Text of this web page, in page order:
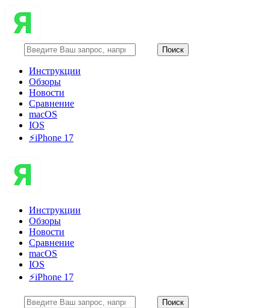
Инструкции
Обзоры
Новости
Сравнение
macOS
IOS
⚡️iPhone 17
Инструкции
Обзоры
Новости
Сравнение
macOS
IOS
⚡️iPhone 17